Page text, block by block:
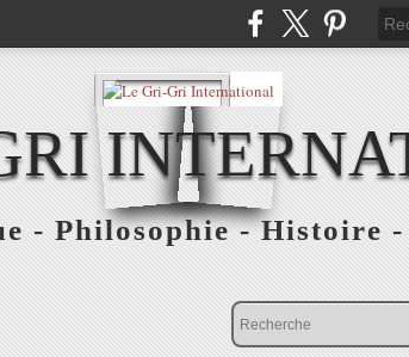
- Philosophie - Histoire -